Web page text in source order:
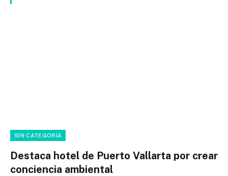
SIN CATEGORÍA
Destaca hotel de Puerto Vallarta por crear
conciencia ambiental